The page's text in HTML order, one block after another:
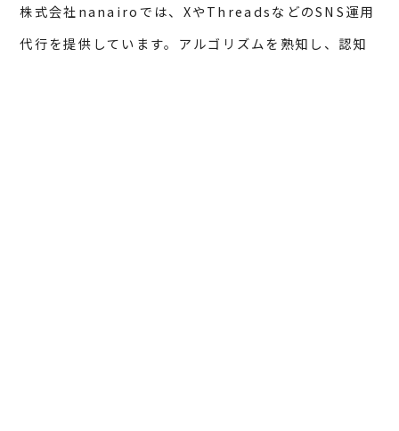
株式会社nanairoでは、XやThreadsなどのSNS運用
代行を提供しています。アルゴリズムを熟知し、認知